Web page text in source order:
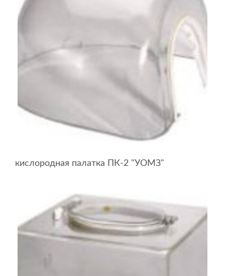
кислородная палатка ПК-2 "УОМЗ"